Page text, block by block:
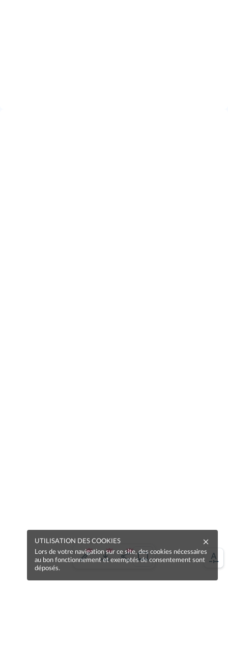
UTILISATION DES COOKIES
Lors de votre navigation sur ce site, des cookies nécessaires
au bon fonctionnement et exemptés de consentement sont
déposés.